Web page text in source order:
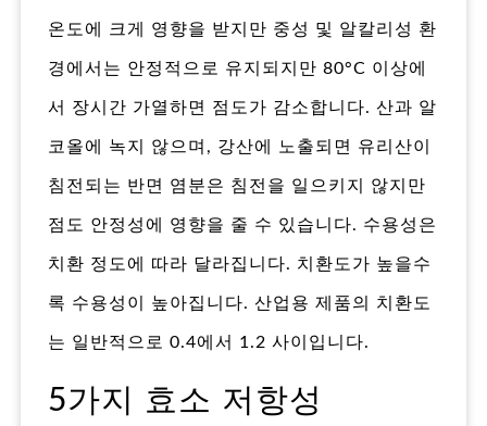
온도에 크게 영향을 받지만 중성 및 알칼리성 환
경에서는 안정적으로 유지되지만 80°C 이상에
서 장시간 가열하면 점도가 감소합니다. 산과 알
코올에 녹지 않으며, 강산에 노출되면 유리산이
침전되는 반면 염분은 침전을 일으키지 않지만
점도 안정성에 영향을 줄 수 있습니다. 수용성은
치환 정도에 따라 달라집니다. 치환도가 높을수
록 수용성이 높아집니다. 산업용 제품의 치환도
는 일반적으로 0.4에서 1.2 사이입니다.
5가지 효소 저항성